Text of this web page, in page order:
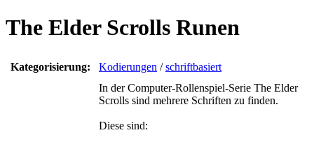
The Elder Scrolls Runen
Kategorisierung: Kodierungen /schriftbasiert
In der Computer-Rollenspiel-Serie The Elder
Scrolls sind mehrere Schriften zu finden.
Diese sind: